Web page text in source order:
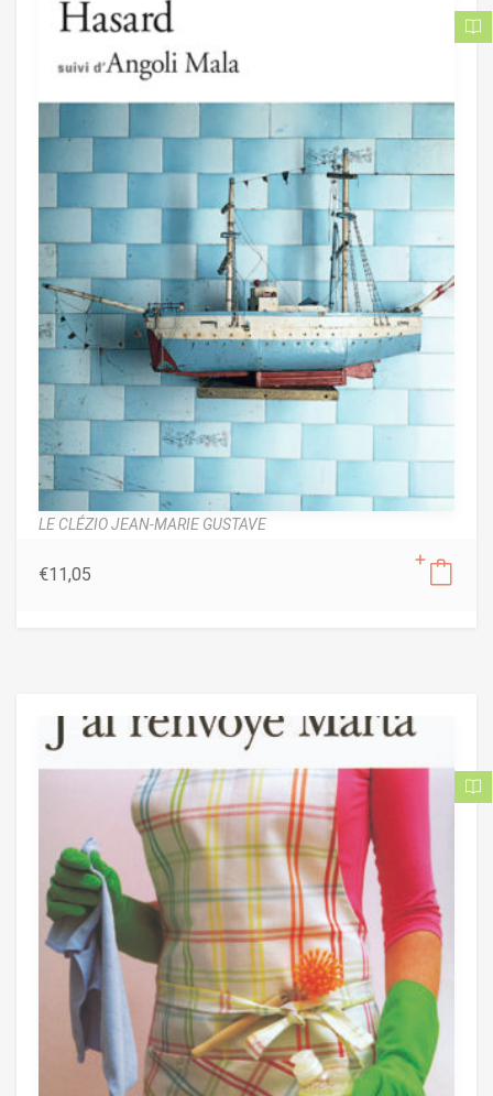
LE CLÉZIO JEAN-MARIE GUSTAVE
€11,05